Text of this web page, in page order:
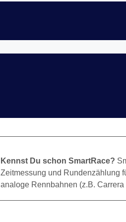
Kennst Du schon SmartRace?
Zeitmessung und Rundenzählung
analoge Rennbahnen (z.B. Carrera